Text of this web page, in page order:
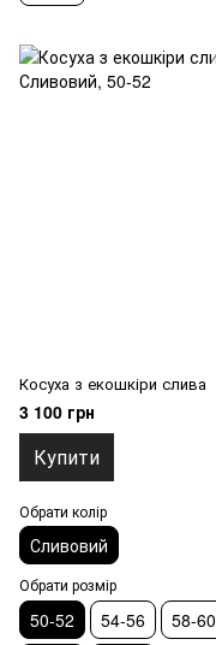
Косуха з екошкіри слива
3 100 грн
Купити
Обрати колір
Сливовий
Обрати розмір
50-52 54-56
58-60